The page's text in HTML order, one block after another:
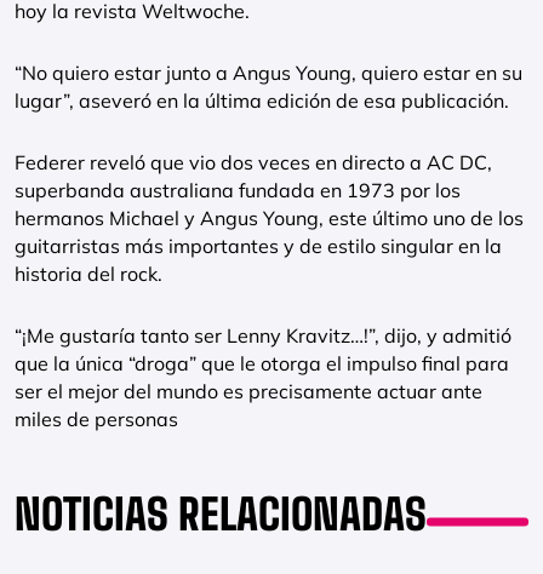
hoy la revista Weltwoche.
“No quiero estar junto a Angus Young, quiero estar en su
lugar”, aseveró en la última edición de esa publicación.
Federer reveló que vio dos veces en directo a AC DC,
superbanda australiana fundada en 1973 por los
hermanos Michael y Angus Young, este último uno de los
guitarristas más importantes y de estilo singular en la
historia del rock.
“¡Me gustaría tanto ser Lenny Kravitz…!”, dijo, y admitió
que la única “droga” que le otorga el impulso final para
ser el mejor del mundo es precisamente actuar ante
miles de personas
NOTICIAS RELACIONADAS